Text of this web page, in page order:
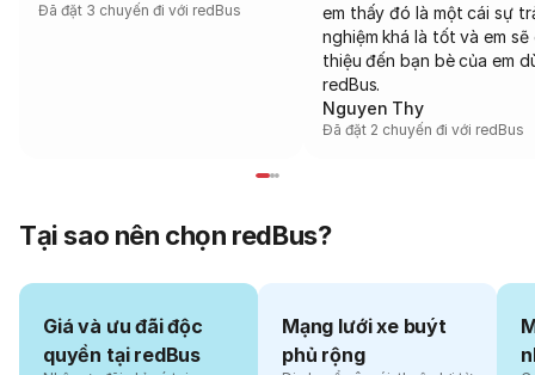
Đã đặt 3 chuyến đi với redBus
em thấy đó là một cái sự
nghiệm khá là tốt và em sẽ
thiệu đến bạn bè của em
redBus.
Nguyen Thy
Đã đặt 2 chuyến đi với redBus
Tại sao nên chọn redBus?
Giá và ưu đãi độc
quyền tại redBus
Mạng lưới xe buýt
phủ rộng